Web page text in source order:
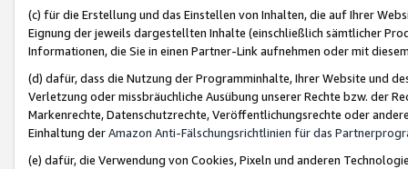
(c) für die Erstellung und das Einstellen von Inhalten, die auf Ihrer
Eignung der jeweils dargestellten Inhalte (einschließlich sämtlicher
Informationen, die Sie in einen Partner-Link aufnehmen oder mit
(d) dafür, dass die Nutzung der Programminhalte, Ihrer Website und
Verletzung oder missbräuchliche Ausübung unserer Rechte bzw. der
Markenrechte, Datenschutzrechte, Veröffentlichungsrechte oder
Einhaltung derAmazon Anti-Fälschungsrichtlinien für das
(e) dafür, die Verwendung von Cookies, Pixeln und anderen